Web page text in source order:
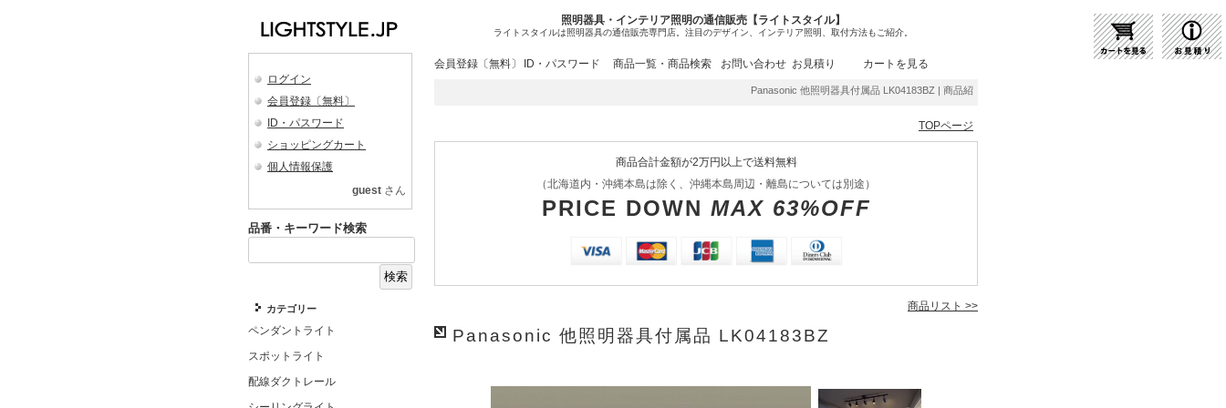
照明器具・インテリア照明の通信販売【ライトスタイル】
ライトスタイルは照明器具の通信販売専門店。注目のデザイン、インテリア照明、取付方法もご紹介。
ログイン
会員登録〔無料〕
ID・パスワード
ショッピングカート
個人情報保護
guest さん
品番・キーワード検索
カテゴリー
ペンダントライト
スポットライト
配線ダクトレール
会員登録〔無料〕 ID・パスワード 商品一覧・商品検索 お問い合わせ お見積り カートを見る
Panasonic 他照明器具付属品 LK04183BZ | 商品紹介 | 照明器具の通販・インテリア照明の通信販売【ライトス
TOPページ
商品合計金額が2万円以上で送料無料
（北海道内・沖縄本島は除く、沖縄本島周辺・離島については別途）
PRICE DOWN MAX 63%OFF
商品リスト >>
Panasonic 他照明器具付属品 LK04183BZ